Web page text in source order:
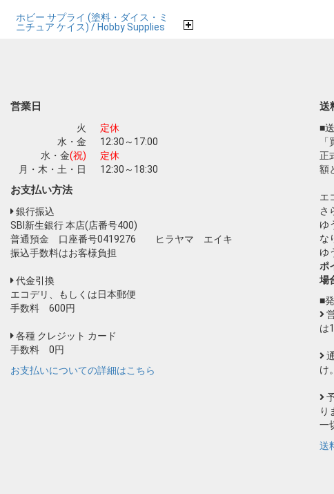
ホビー サプライ (塗料・ダイス・ミ
ニチュア ケイス) / Hobby Supplies
営業日
火
定休
水・金
12:30～17:00
水・金(祝)
定休
月・木・土・日
12:30～18:30
お支払い方法
銀行振込
SBI新生銀行 本店(店番号400)
普通預金 口座番号0419276 ヒラヤマ エイキ
振込手数料はお客様負担
代金引換
エコデリ、もしくは日本郵便
手数料 600円
各種 クレジット カード
手数料 0円
お支払いについての詳細はこちら
送
■
正
額
エ
さ
ゆ
な
ゆ
ポ
場
■
は
け。
り
一
送